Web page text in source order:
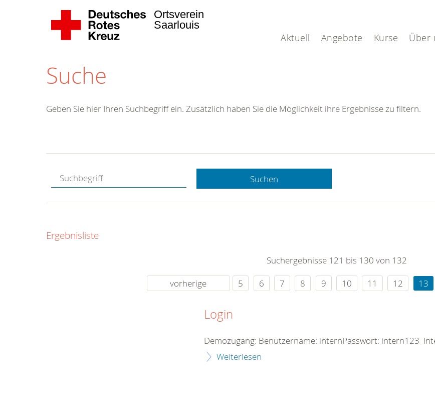
Aktuell Angebote Kurse Über
Ortsverein
Saarlouis
Suche
Hotline.
gerne.
rund um die Uhr
Geben Sie hier Ihren Suchbegriff ein. Zusätzlich haben Sie die Möglichkeit ihre Ergebnisse zu filtern.
Suchen
Ergebnisliste
Suchergebnisse 121 bis 130 von 132
vorherige
5 6 7 8 9 10 11 12 13
Login
Demozugang: Benutzername: internPasswort: intern123
Weiterlesen